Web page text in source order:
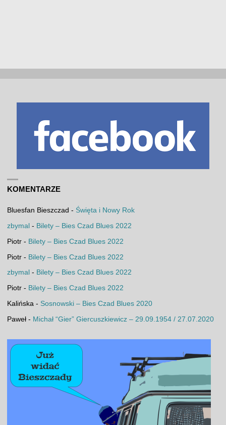
KOMENTARZE
Bluesfan Bieszczad - Święta i Nowy Rok
zbymal - Bilety – Bies Czad Blues 2022
Piotr- Bilety – Bies Czad Blues 2022
Piotr- Bilety – Bies Czad Blues 2022
zbymal - Bilety – Bies Czad Blues 2022
Piotr- Bilety – Bies Czad Blues 2022
Kalińska - Sosnowski – Bies Czad Blues 2020
Paweł- Michał “Gier” Giercuszkiewicz – 29.09.1954 / 27.07.2020